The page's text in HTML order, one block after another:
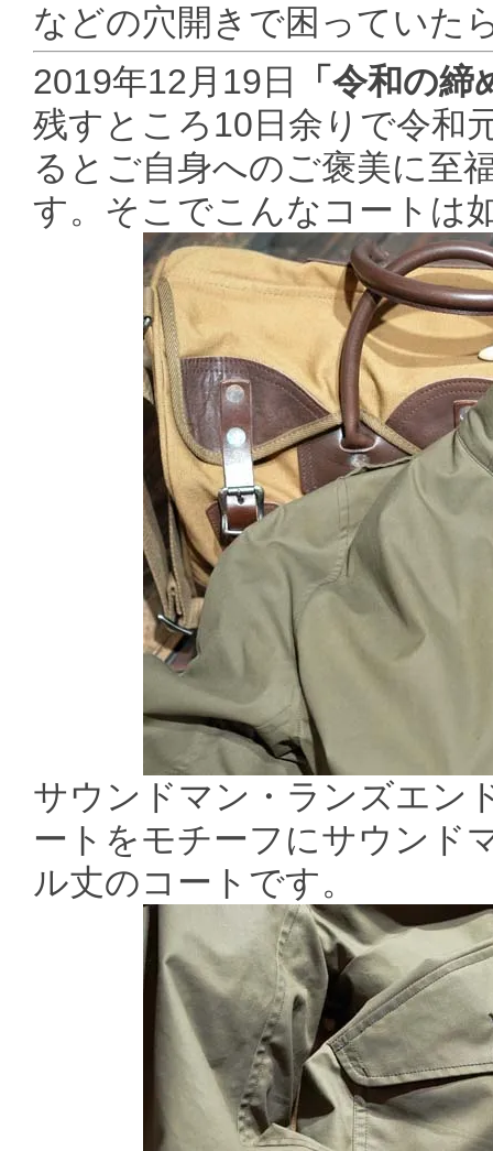
などの穴開きで困っていた
2019年12月19日
「令和の
残すところ10日余りで令和
るとご自身へのご褒美に至
す。そこでこんなコートは
サウンドマン・ランズエン
ートをモチーフにサウンド
ル丈のコートです。